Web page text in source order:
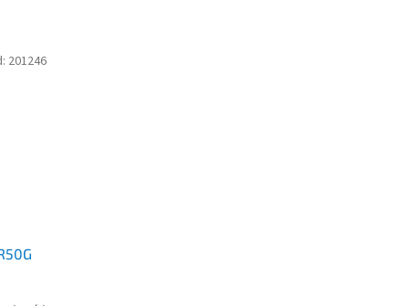
201246